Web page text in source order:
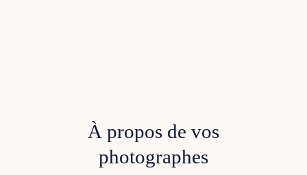
À propos de vos
photographes